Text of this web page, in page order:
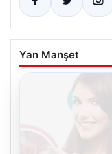
Yan Manşet